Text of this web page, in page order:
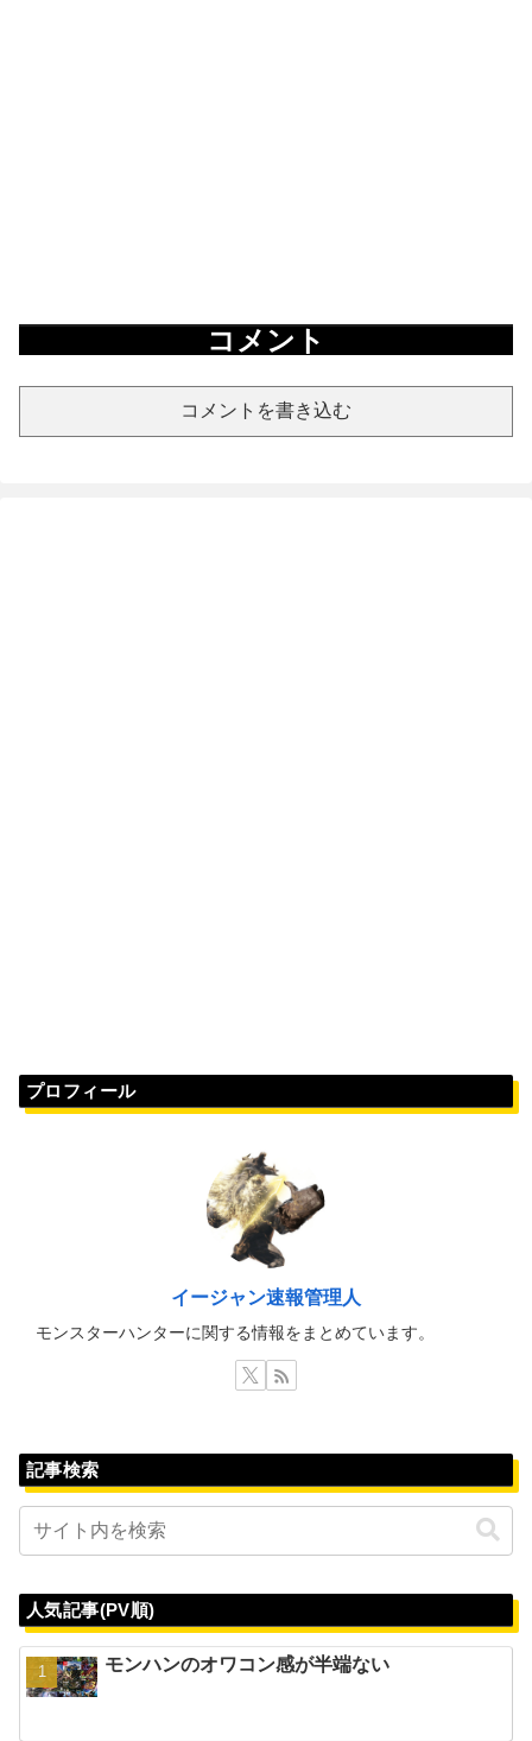
コメント
コメントを書き込む
プロフィール
イージャン速報管理人
モンスターハンターに関する情報をまとめています。
記事検索
人気記事(PV順)
モンハンのオワコン感が半端ない